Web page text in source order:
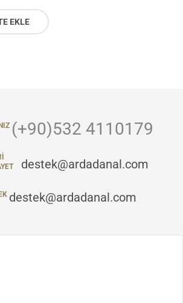
EKLE
(+90)532 4110179
destek@ardadanal.com
destek@ardadanal.com